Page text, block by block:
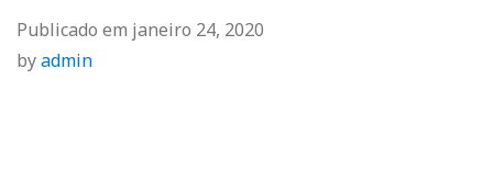
Publicado em janeiro 24, 2020
byadmin